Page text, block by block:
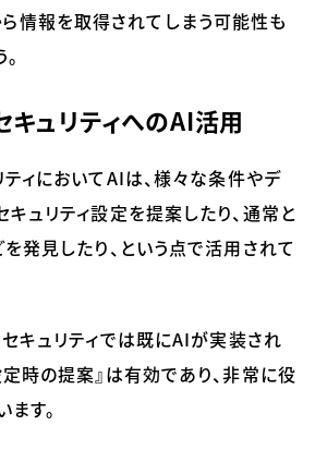
情報を取得されてしまう可能性も
キュリティへのAI活用
ィにおいてAIは、様々な条件やデ
ュリティ設定を提案したり、通常と
発見したり、という点で活用されて
キュリティでは既にAIが実装され
時の提案』は有効であり、非常に役
す。